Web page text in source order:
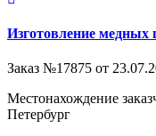
Изготовление
Заказ №17875 от
Местонахождение
Петербург